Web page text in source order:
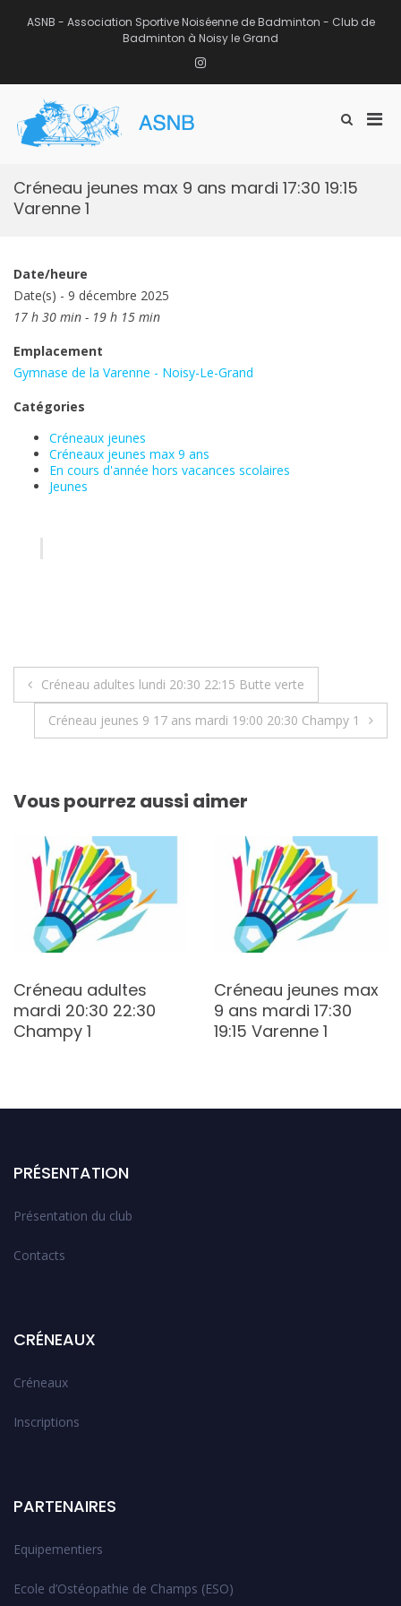
ASNB - Association Sportive Noiséenne de Badminton - Club de
Badminton à Noisy le Grand
Instagram
Afficher
recherche
Créneau jeunes max 9 ans mardi 17:30 19:15
Varenne 1
Date/heure
Date(s) - 9 décembre 2025
17 h 30 min - 19 h 15 min
Emplacement
Gymnase de la Varenne - Noisy-Le-Grand
Catégories
Créneaux jeunes
Créneaux jeunes max 9 ans
En cours d'année hors vacances scolaires
Jeunes
Navigation
Créneau adultes lundi 20:30 22:15 Butte verte
Créneau jeunes 9 17 ans mardi 19:00 20:30 Champy 1
Vous pourrez aussi aimer
Créneau adultes
mardi 20:30 22:30
Champy 1
Créneau jeunes max
9 ans mardi 17:30
19:15 Varenne 1
PRÉSENTATION
Présentation du club
Contacts
CRÉNEAUX
Créneaux
Inscriptions
PARTENAIRES
Equipementiers
Ecole d’Ostéopathie de Champs (ESO)